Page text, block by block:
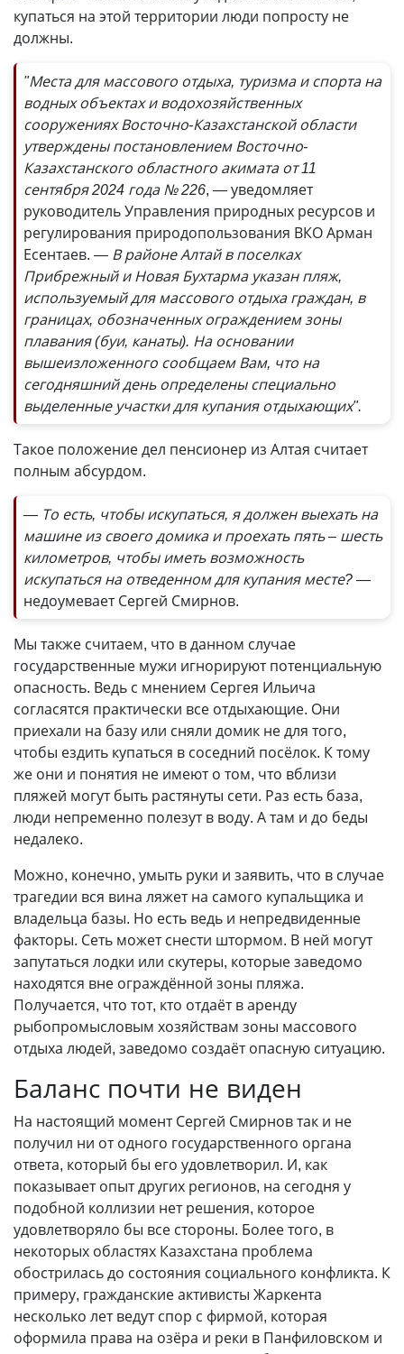
купаться на этой территории люди попросту не
должны.
"Места для массового отдыха, туризма и спорта на
водных объектах и водохозяйственных
сооружениях Восточно-Казахстанской области
утверждены постановлением Восточно-
Казахстанского областного акимата от 11
сентября 2024 года № 226, — уведомляет
руководитель Управления природных ресурсов и
регулирования природопользования ВКО Арман
Есентаев. — В районе Алтай в поселках
Прибрежный и Новая Бухтарма указан пляж,
используемый для массового отдыха граждан, в
границах, обозначенных ограждением зоны
плавания (буи, канаты). На основании
вышеизложенного сообщаем Вам, что на
сегодняшний день определены специально
выделенные участки для купания отдыхающих".
Такое положение дел пенсионер из Алтая считает
полным абсурдом.
— То есть, чтобы искупаться, я должен выехать на
машине из своего домика и проехать пять – шесть
километров, чтобы иметь возможность
искупаться на отведенном для купания месте?—
недоумевает Сергей Смирнов.
Мы также считаем, что в данном случае
государственные мужи игнорируют потенциальную
опасность. Ведь с мнением Сергея Ильича
согласятся практически все отдыхающие. Они
приехали на базу или сняли домик не для того,
чтобы ездить купаться в соседний посёлок. К тому
же они и понятия не имеют о том, что вблизи
пляжей могут быть растянуты сети. Раз есть база,
люди непременно полезут в воду. А там и до беды
недалеко.
Можно, конечно, умыть руки и заявить, что в случае
трагедии вся вина ляжет на самого купальщика и
владельца базы. Но есть ведь и непредвиденные
факторы. Сеть может снести штормом. В ней могут
запутаться лодки или скутеры, которые заведомо
находятся вне ограждённой зоны пляжа.
Получается, что тот, кто отдаёт в аренду
рыбопромысловым хозяйствам зоны массового
отдыха людей, заведомо создаёт опасную ситуацию.
Баланс почти не виден
На настоящий момент Сергей Смирнов так и не
получил ни от одного государственного органа
ответа, который бы его удовле­творил. И, как
показывает опыт других регионов, на сегодня у
подобной коллизии нет решения, которое
удовлетворяло бы все стороны. Более того, в
некоторых областях Казахстана проблема
обострилась до состояния социального конфликта. К
примеру, гражданские активисты Жаркента
несколько лет ведут спор с фирмой, которая
оформила права на озёра и реки в Панфиловском и